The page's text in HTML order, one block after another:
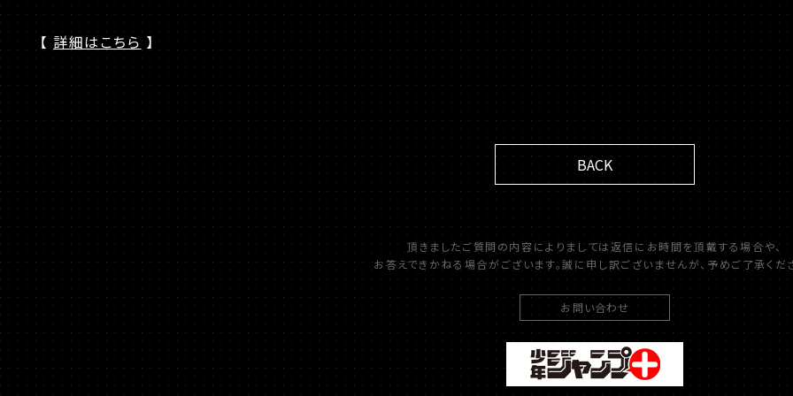
【 詳細はこちら】
BACK
頂きましたご質問の内容によりましては返信にお時間を頂戴する場合や、
お答えできかねる場合がございます。誠に申し訳ございませんが、予めご了承くだ
お問い合わせ